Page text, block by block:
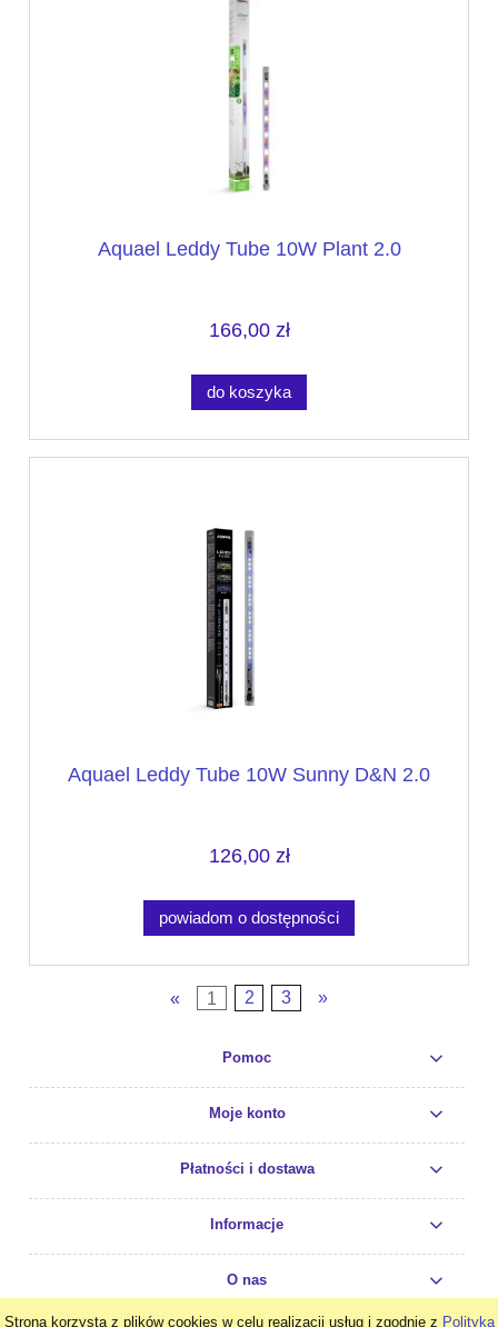
Strona korzysta z plików cookies w celu realizacji usług i zgodnie z Polityką
Aquael Leddy Tube 10W Plant 2.0
166,00 zł
do koszyka
Aquael Leddy Tube 10W Sunny D&N 2.0
126,00 zł
powiadom o dostępności
« 1 2 3 »
Pomoc
Moje konto
Płatności i dostawa
Informacje
O nas